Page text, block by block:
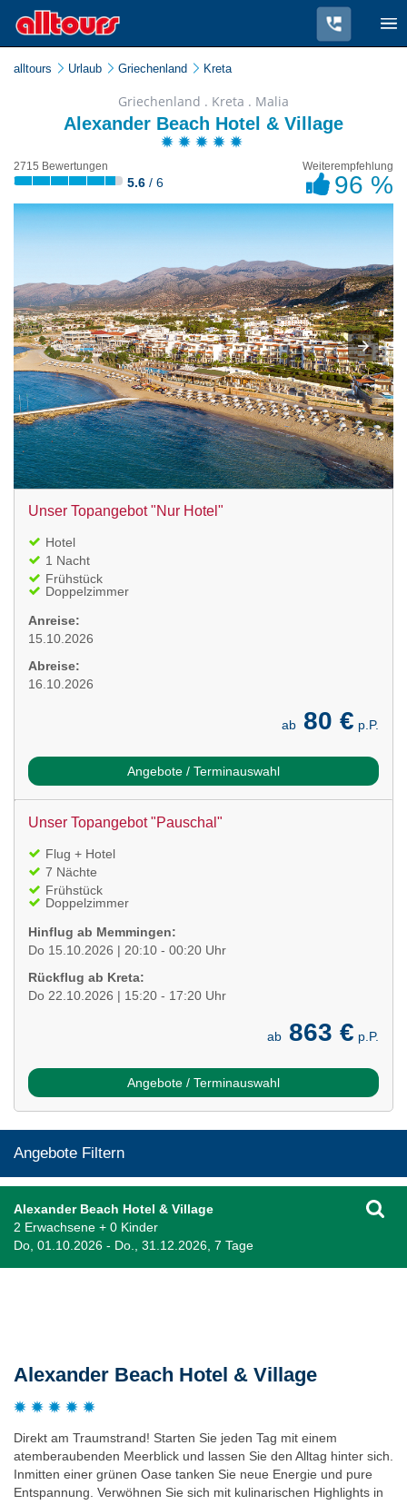
alltours Urlaub Griechenland Kreta
Griechenland . Kreta . Malia
Alexander Beach Hotel & Village
2715 Bewertungen
5.6 / 6
Weiterempfehlung
96 %
Unser Topangebot "Nur Hotel"
Hotel
1 Nacht
Frühstück
Doppelzimmer
Anreise:
15.10.2026
Abreise:
16.10.2026
ab 80 € p.P.
Angebote / Terminauswahl
Unser Topangebot "Pauschal"
Flug + Hotel
7 Nächte
Frühstück
Doppelzimmer
Hinflug ab Memmingen:
Do 15.10.2026 | 20:10 - 00:20 Uhr
Rückflug ab Kreta:
Do 22.10.2026 | 15:20 - 17:20 Uhr
ab 863 € p.P.
Angebote / Terminauswahl
Angebote Filtern
Alexander Beach Hotel & Village
2 Erwachsene + 0 Kinder
Do, 01.10.2026 - Do., 31.12.2026, 7 Tage
Alexander Beach Hotel & Village
Direkt am Traumstrand! Starten Sie jeden Tag mit einem
atemberaubenden Meerblick und lassen Sie den Alltag hinter sich.
Inmitten einer grünen Oase tanken Sie neue Energie und pure
Entspannung. Verwöhnen Sie sich mit kulinarischen Highlights in